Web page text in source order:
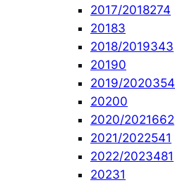
2017/2018274
20183
2018/2019343
20190
2019/2020354
20200
2020/2021662
2021/2022541
2022/2023481
20231